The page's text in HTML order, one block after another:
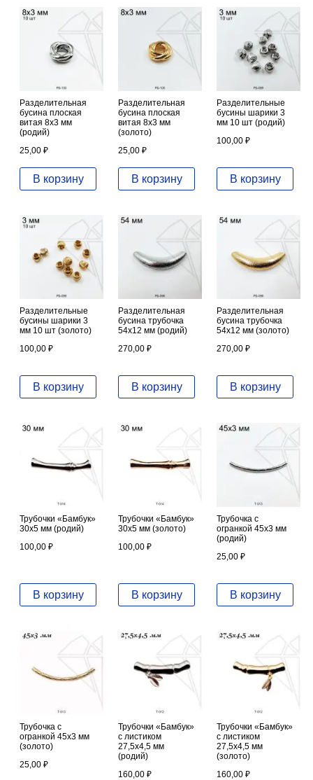
Разделительная
бусина плоская
витая 8х3 мм
(родий)
25,00 ₽
В корзину
Разделительная
бусина плоская
витая 8х3 мм
(золото)
25,00 ₽
В корзину
Разделительные
бусины шарики 3
мм 10 шт (родий)
100,00 ₽
В корзину
Разделительные
бусины шарики 3
мм 10 шт (золото)
100,00 ₽
В корзину
Разделительная
бусина трубочка
54х12 мм (родий)
270,00 ₽
В корзину
Разделительная
бусина трубочка
54х12 мм (золото)
270,00 ₽
В корзину
Трубочки «Бамбук»
30х5 мм (родий)
100,00 ₽
В корзину
Трубочки «Бамбук»
30х5 мм (золото)
100,00 ₽
В корзину
Трубочка с
огранкой 45х3 мм
(родий)
25,00 ₽
В корзину
Трубочка с
огранкой 45х3 мм
(золото)
25,00 ₽
Трубочки «Бамбук»
с листиком
27,5х4,5 мм
(родий)
160,00 ₽
Трубочки «Бамбук»
с листиком
27,5х4,5 мм
(золото)
160,00 ₽